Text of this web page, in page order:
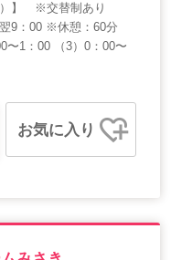
）】 ※交替制あり
9：00 ※休憩：60分
1：00 （3）0：00〜
お気に入り